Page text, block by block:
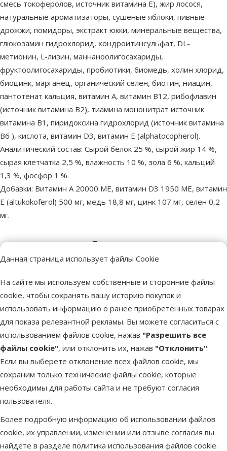
Данная страница использует файлы Cookie
На сайте мы используем собственные и сторонние файлы
cookie, чтобы сохранять вашу историю покупок и
использовать информацию о ранее приобретенных товарах
для показа релевантной рекламы. Вы можете согласиться с
использованием файлов cookie, нажав "Разрешить все
файлы cookie", или отклонить их, нажав "Отклонить".
Если вы выберете отклонение всех файлов cookie, мы
сохраним только технические файлы cookie, которые
необходимы для работы сайта и не требуют согласия
пользователя.
Более подробную информацию об использовании файлов
cookie, их управлении, изменении или отзыве согласия вы
найдете в разделе политика использования файлов cookie.
смесь токоферолов, источник витамина Е), жир лосося,
натуральные ароматизаторы, сушеные яблоки, пивные
дрожжи, помидоры, экстракт юкки, минеральные вещества,
глюкозамин гидрохлорид, хондроитинсульфат, DL-
метионин, L-лизин, маннаноолигосахариды,
фруктоолигосахариды, пробиотики, биомедь, холин хлорид,
биоцинк, марганец, органический селен, биотин, ниацин,
пантотенат кальция, витамин А, витамин В12, рибофлавин
(источник витамина В2), тиамина мононитрат источник
витамина В1, пиридоксина гидрохлорид (источник витамина
B6 ), кислота, витамин D3, витамин Е (alphatocopherol).
Аналитический состав: Сырой белок 25 %, сырой жир 14 %,
сырая клетчатка 2,5 %, влажность 10 %, зола 6 %, кальций
1,3 %, фосфор 1 %.
Добавки: Витамин А 20000 МЕ, витамин D3 1950 МЕ, витамин
Е (altukokoferol) 500 мг, медь 18,8 мг, цинк 107 мг, селен 0,2
мг.
Параметры
Размер собаки
Большая, Гигантская
Состояние
здоровья
Без проблем со здоровьем
Состав и вкус
Картофель, Куриная печень, Куриное
мясо
Качество
⭐⭐⭐⭐ Суперпремиум
Вес продукта
13 kg
Бренд
Номер в каталоге
Лучшее для твоего питомца
Dino Zoo рекомендует